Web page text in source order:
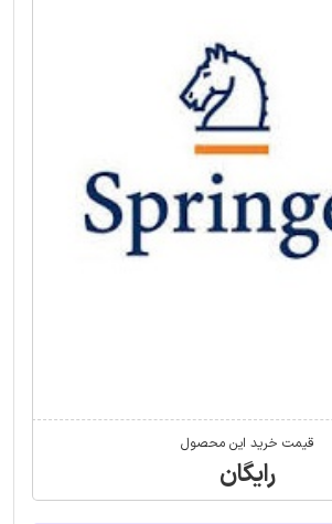
قیمت خرید این محصول
رایگان